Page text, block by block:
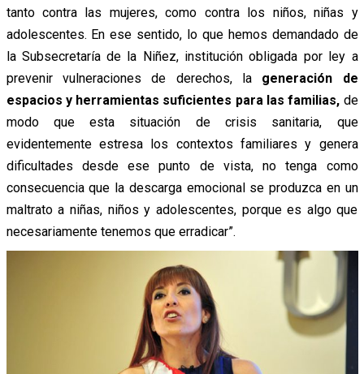
tanto contra las mujeres, como contra los niños, niñas y
adolescentes. En ese sentido, lo que hemos demandado de
la Subsecretaría de la Niñez, institución obligada por ley a
prevenir vulneraciones de derechos, la generación de
espacios y herramientas suficientes para las familias, de
modo que esta situación de crisis sanitaria, que
evidentemente estresa los contextos familiares y genera
dificultades desde ese punto de vista, no tenga como
consecuencia que la descarga emocional se produzca en un
maltrato a niñas, niños y adolescentes, porque es algo que
necesariamente tenemos que erradicar”.